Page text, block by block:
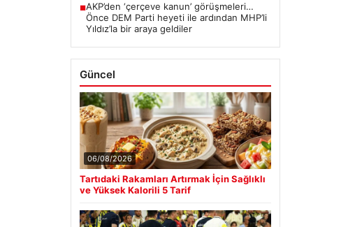
■AKP’den ‘çerçeve kanun’ görüşmeleri…
Önce DEM Parti heyeti ile ardından MHP’li
Yıldız’la bir araya geldiler
Güncel
06/08/2026
Tartıdaki Rakamları Artırmak İçin Sağlıklı
ve Yüksek Kalorili 5 Tarif